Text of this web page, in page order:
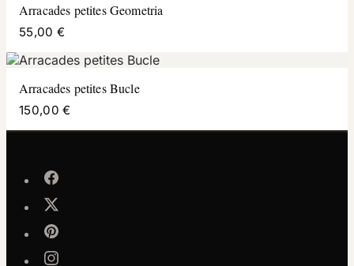
Arracades petites Geometria
55,00 €
Arracades petites Bucle
150,00 €